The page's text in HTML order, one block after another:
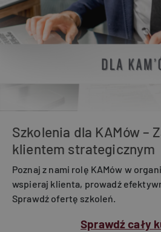
Szkolenia dla KAMów –
klientem strategicznym
Poznaj z nami rolę KAMów w
wspieraj klienta, prowadź
Sprawdź ofertę szkoleń.
Sprawdź cały